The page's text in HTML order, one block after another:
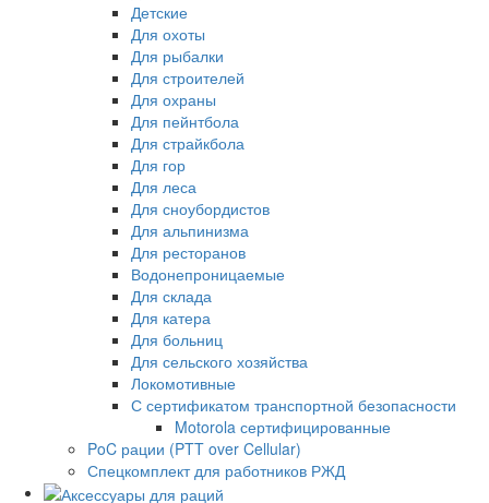
Детские
Для охоты
Для рыбалки
Для строителей
Для охраны
Для пейнтбола
Для страйкбола
Для гор
Для леса
Для сноубордистов
Для альпинизма
Для ресторанов
Водонепроницаемые
Для склада
Для катера
Для больниц
Для сельского хозяйства
Локомотивные
С сертификатом транспортной безопасности
Motorola сертифицированные
PoC рации (PTT over Cellular)
Спецкомплект для работников РЖД